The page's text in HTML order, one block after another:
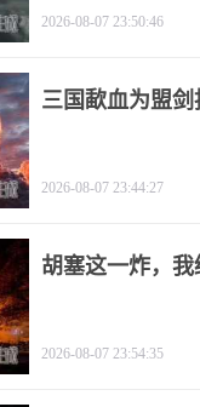
2026-08-07 23:50:46
三国歃血为盟
2026-08-07 23:44:27
胡塞这一炸，
2026-08-07 23:54:35